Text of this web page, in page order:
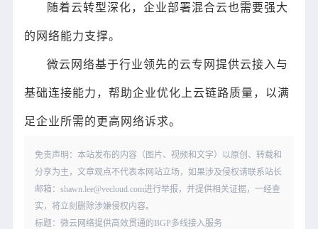
随着云转型深化，企业部署混合云也需要强大
的网络能力支撑。
微云网络基于行业领先的云专网提供云接入与
基础连接能力，帮助企业优化上云链路质量，以满
足企业所需的更高网络诉求。
免责声明：本站发布的内容（图片、视频和文字）以原创、转载和
分享为主，文章观点不代表本网站立场，如果涉及侵权请联系站长
邮箱：shawn.lee@vecloud.com进行举报，并提供相关证据，一经查
实，将立刻删除涉嫌侵权内容。
标题：微云网络提供高效贯通的BGP多线接入服务